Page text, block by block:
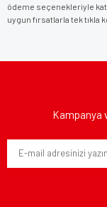
ödeme seçenekleriyle
uygun fırsatlarla tek tıkla
Kampanya